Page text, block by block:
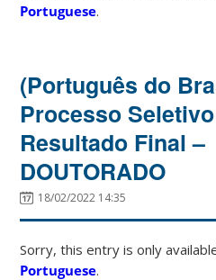
Portuguese.
(Português do
Processo
Resultado Final –
DOUTORADO
18/02/2022 14:35
Sorry, this entry is only
Portuguese.